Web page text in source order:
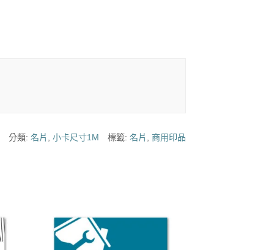
分類:名片 ,小卡尺寸1M 標籤:名片 ,商用印品